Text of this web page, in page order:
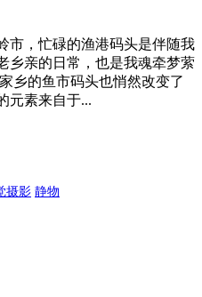
市，忙碌的渔港码头是伴随我
乡亲的日常，也是我魂牵梦萦
乡的鱼市码头也悄然改变了
元素来自于...
摄影 静物